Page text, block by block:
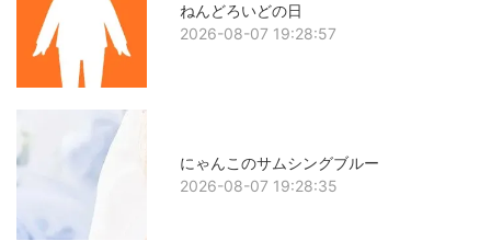
ねんどろいどの日
2026-08-07 19:28:57
にゃんこのサムシングブルー
2026-08-07 19:28:35